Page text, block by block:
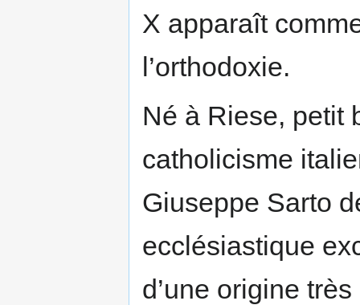
X apparaît
l’orthodoxie.
Né à Riese, petit
catholicisme
Giuseppe Sarto
ecclésiastique
d’une origine